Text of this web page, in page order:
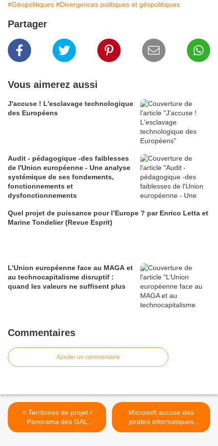
#Géopolitiques #Divergences politiques et géopolitiques
Partager
Vous aimerez aussi
J'accuse ! L'esclavage technologique
des Européens
Audit - pédagogique -des faiblesses
de l'Union européenne - Une analyse
systémique de ses fondements,
fonctionnements et
dysfonctionnements
Quel projet de puissance pour l’Europe ? par Enrico Letta et
Marine Tondelier (Revue Esprit)
L’Union européenne face au MAGA et
au technocapitalisme disruptif :
quand les valeurs ne suffisent plus
Commentaires
Ajouter un commentaire
< Territoires de projet /
Panorama des GAL
français en 2025
Microsoft accuse des
pirates informatiques
chinois d'avoir exploité une